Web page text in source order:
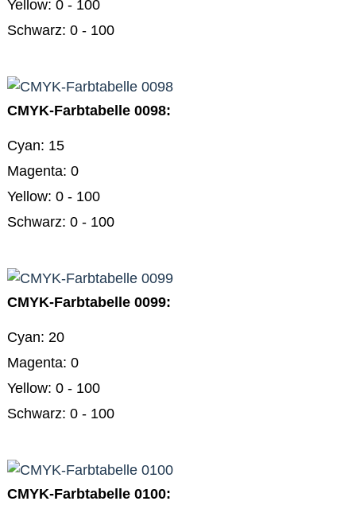
CMYK
0005
Farbschema
mit
Farbtabellen
Farbschema
mit
21
Farbtabellen
0068
21
Webdesign
möchte
HTML
lernen
HTML
Datenschutz
Haftungsausschluss
Yellow: 0 - 100
Schwarz: 0 - 100
CMYK-Farbtabelle 0098:
Cyan: 15
Magenta: 0
Yellow: 0 - 100
Schwarz: 0 - 100
CMYK-Farbtabelle 0099:
Cyan: 20
Magenta: 0
Yellow: 0 - 100
Schwarz: 0 - 100
CMYK-Farbtabelle 0100: